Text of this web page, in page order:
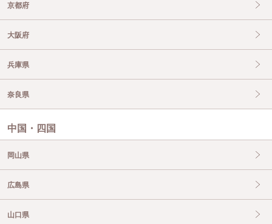
京都府
大阪府
兵庫県
奈良県
中国・四国
岡山県
広島県
山口県